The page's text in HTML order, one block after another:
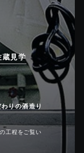
見学
りの酒造り
工程をご覧い